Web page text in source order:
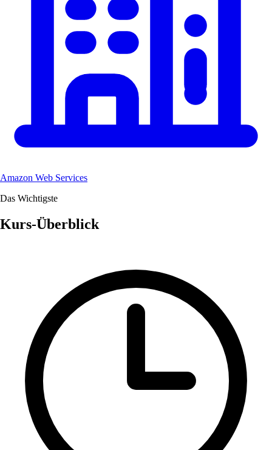
Amazon Web Services
Das Wichtigste
Kurs-Überblick